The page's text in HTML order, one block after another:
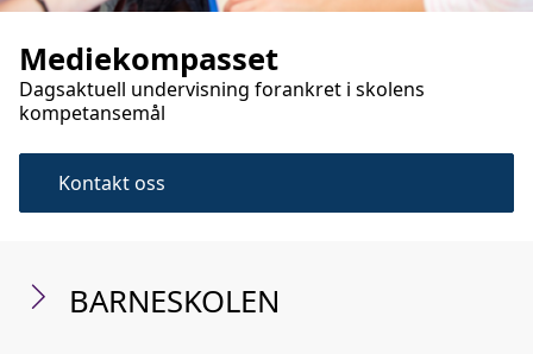
Mediekompasset
Dagsaktuell undervisning forankret i skolens
kompetansemål
Kontakt oss
Ungdomskolen
Videregående skole
BARNESKOLEN